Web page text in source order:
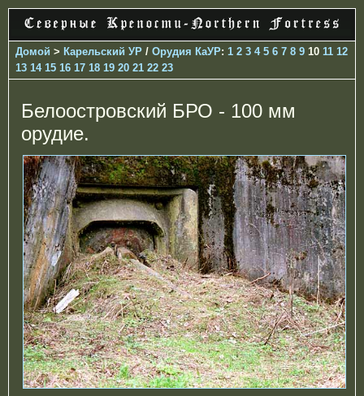
Домой > Карельский УР / Орудия КаУР: 1 2 3 4 5 6 7 8 9 10 11 12
13 14 15 16 17 18 19 20 21 22 23
Белоостровский БРО - 100 мм
орудие.